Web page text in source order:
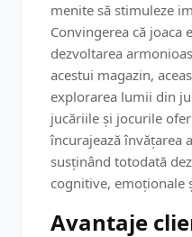
menite să stimuleze
Convingerea că joaca
dezvoltarea
acestui magazin,
explorarea lumii din
jucăriile și jocurile
încurajează învățarea
susținând totodată
cognitive, emoționale
Avantaje